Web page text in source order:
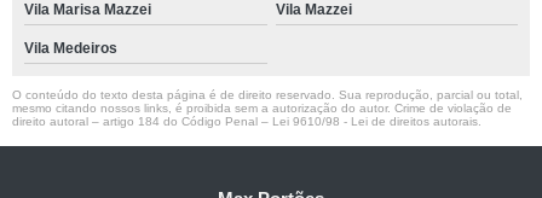
Vila Marisa Mazzei Vila Mazzei
Vila Medeiros
O conteúdo do texto desta página é de direito reservado. Sua reprodução, parcial ou total,
mesmo citando nossos links, é proibida sem a autorização do autor. Crime de violação de
direito autoral – artigo 184 do Código Penal – Lei 9610/98 - Lei de direitos autorais